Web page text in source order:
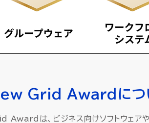
Grid Awardにつ
は、ビジネス向けソフトウェアや